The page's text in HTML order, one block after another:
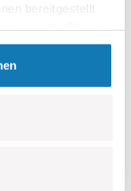
bereitgestellt